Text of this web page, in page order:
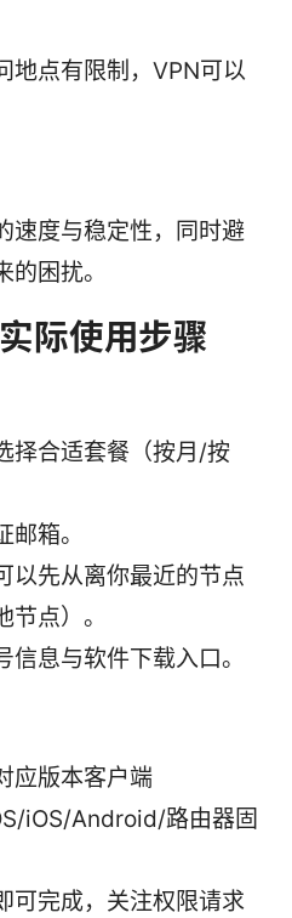
地点有限制，VPN可以
速度与稳定性，同时避
困扰。
际使用步骤
择合适套餐（按月/按
箱。
以先从离你最近的节点
点）。
息与软件下载入口。
应版本客户端
iOS/Android/路由器固
可完成，关注权限请求